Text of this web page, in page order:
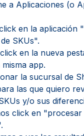
a Aplicaciones (o
en la aplicación
SKUs".
en la nueva
app.
la sucursal de
las que quiero
y/o sus
click en "procesar